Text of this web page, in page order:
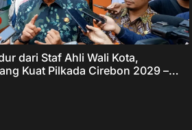
dari Staf Ahli Wali Kota,
Kuat Pilkada Cirebon 2029 –